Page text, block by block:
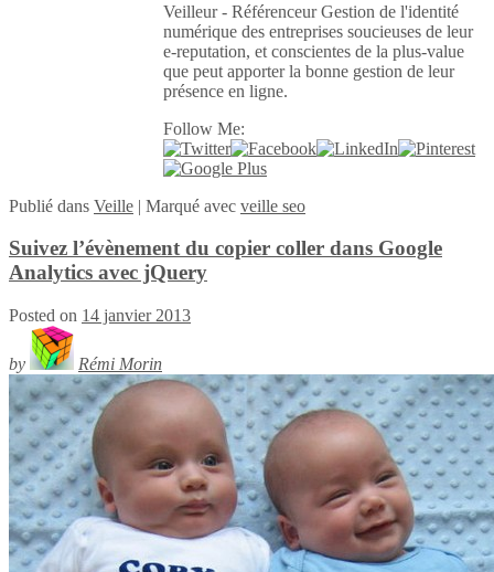
Veilleur - Référenceur Gestion de l'identité
numérique des entreprises soucieuses de leur
e-reputation, et conscientes de la plus-value
que peut apporter la bonne gestion de leur
présence en ligne.
Follow Me:
Publié dans Veille | Marqué avec veille seo
Suivez l’évènement du copier coller dans Google
Analytics avec jQuery
Posted on 14 janvier 2013
by Rémi Morin